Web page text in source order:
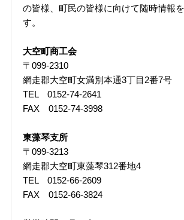
の皆様、町民の皆様に向けて随時情報
す。
大空町商工会
〒099-2310
網走郡大空町女満別本通3丁目2番7号
TEL 0152-74-2641
FAX 0152-74-3998
東藻琴支所
〒099-3213
網走郡大空町東藻琴312番地4
TEL 0152-66-2609
FAX 0152-66-3824